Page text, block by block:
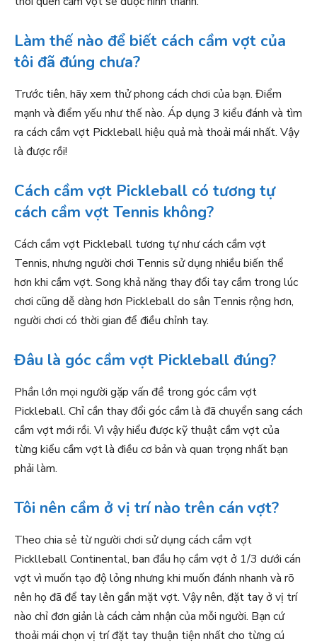
Làm thế nào để biết cách cầm vợt của
tôi đã đúng chưa?
Trước tiên, hãy xem thử phong cách chơi của bạn. Điểm
mạnh và điểm yếu như thế nào. Áp dụng 3 kiểu đánh và tìm
ra cách cầm vợt Pickleball hiệu quả mà thoải mái nhất. Vậy
là được rồi!
Cách cầm vợt Pickleball có tương tự
cách cầm vợt Tennis không?
Cách cầm vợt Pickleball tương tự như cách cầm vợt
Tennis, nhưng người chơi Tennis sử dụng nhiều biến thể
hơn khi cầm vợt. Song khả năng thay đổi tay cầm trong lúc
chơi cũng dễ dàng hơn Pickleball do sân Tennis rộng hơn,
người chơi có thời gian để điều chỉnh tay.
Đâu là góc cầm vợt Pickleball đúng?
Phần lớn mọi người gặp vấn đề trong góc cầm vợt
Pickleball. Chỉ cần thay đổi góc cầm là đã chuyển sang cách
cầm vợt mới rồi. Vì vậy hiểu được kỹ thuật cầm vợt của
từng kiểu cầm vợt là điều cơ bản và quan trọng nhất bạn
phải làm.
Tôi nên cầm ở vị trí nào trên cán vợt?
Theo chia sẻ từ người chơi sử dụng cách cầm vợt
Picklleball Continental, ban đầu họ cầm vợt ở 1/3 dưới cán
vợt vì muốn tạo độ lỏng nhưng khi muốn đánh nhanh và rõ
nên họ đã để tay lên gần mặt vợt. Vậy nên, đặt tay ở vị trí
nào chỉ đơn giản là cách cảm nhận của mỗi người. Bạn cứ
thoải mái chọn vị trí đặt tay thuận tiện nhất cho từng cú